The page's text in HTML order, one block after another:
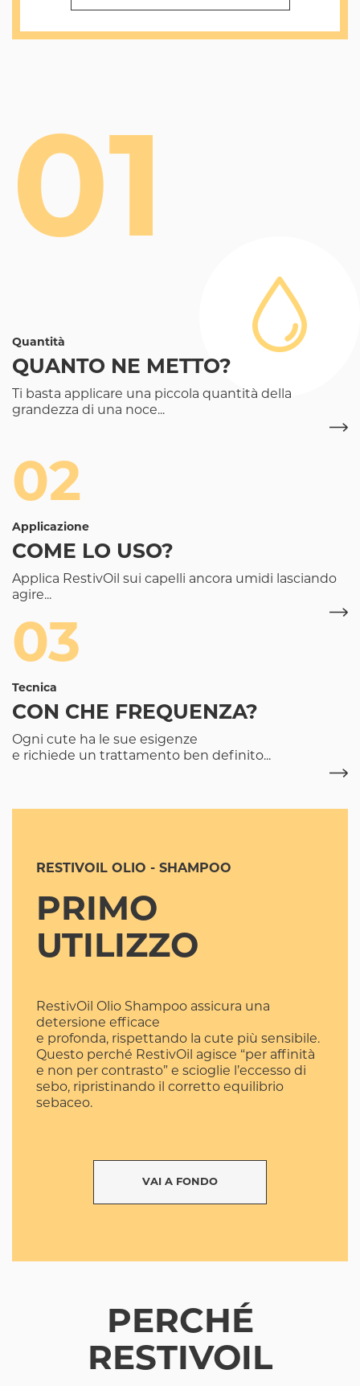
01
Quantità
QUANTO NE METTO?
Ti basta applicare una piccola quantità della
grandezza di una noce...
02
Applicazione
COME LO USO?
Applica RestivOil sui capelli ancora umidi lasciando
agire...
03
Tecnica
CON CHE FREQUENZA?
Ogni cute ha le sue esigenze
e richiede un trattamento ben definito...
RESTIVOIL OLIO - SHAMPOO
PRIMO
UTILIZZO
RestivOil Olio Shampoo assicura una
detersione efficace
e profonda, rispettando la cute più sensibile.
Questo perché RestivOil agisce “per affinità
e non per contrasto” e scioglie l’eccesso di
sebo, ripristinando il corretto equilibrio
sebaceo.
VAI A FONDO
PERCHÉ
RESTIVOIL